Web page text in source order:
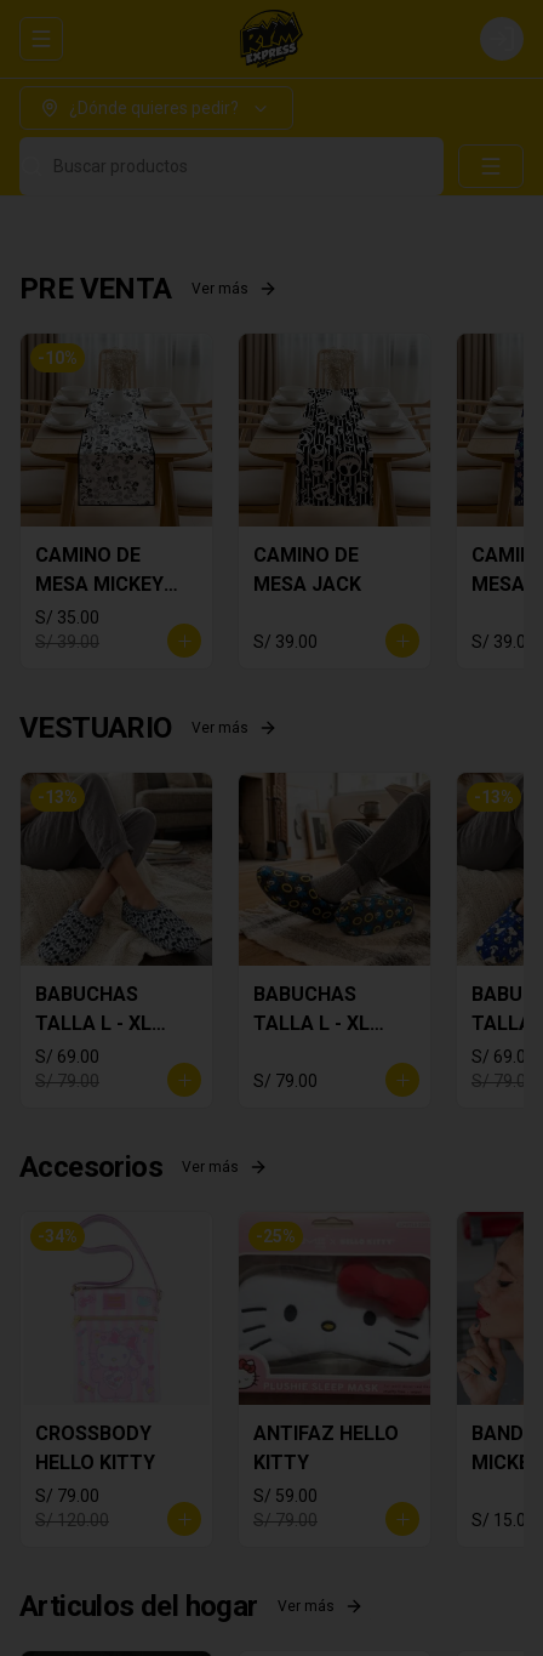
Abrir menu de navegación Login
¿Dónde quieres pedir?
Buscar productos
PRE VENTA Ver más
-10%
CAMINO DE
MESA MICKEY
PLOMO
S/ 35.00
S/ 39.00
CAMINO DE
MESA JACK
S/ 39.00
MESA
S/ 39.00
VESTUARIO Ver más
-13%
BABUCHAS
TALLA L - XL
MICKEY
S/ 69.00
S/ 79.00
BABUCHAS
TALLA L - XL
S/ 79.00
-13%
TALLA
S/ 69.00
S/ 79.00
Accesorios Ver más
-34%
CROSSBODY
HELLO KITTY
S/ 79.00
S/ 120.00
-25%
ANTIFAZ HELLO
KITTY
S/ 59.00
S/ 79.00
MICKEY
S/ 15.00
Articulos del hogar Ver más